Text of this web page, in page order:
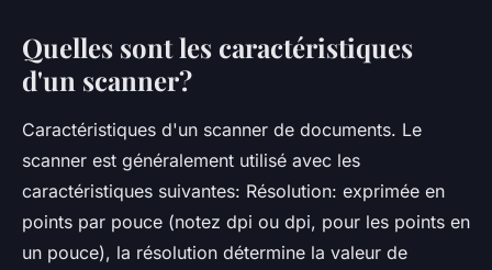
Quelles sont les caractéristiques
d'un scanner?
Caractéristiques d'un scanner de documents. Le
scanner est généralement utilisé avec les
caractéristiques suivantes: Résolution: exprimée en
points par pouce (notez dpi ou dpi, pour les points en
un pouce), la résolution détermine la valeur de